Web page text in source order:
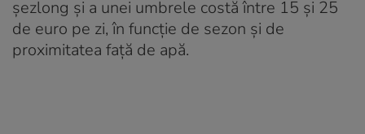
șezlong și a unei umbrele costă între 15 și 25
de euro pe zi, în funcție de sezon și de
proximitatea față de apă.